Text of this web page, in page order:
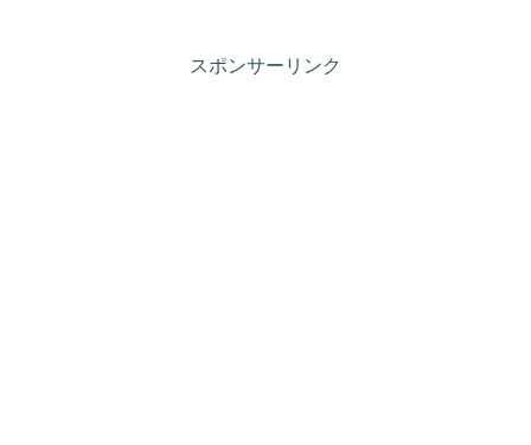
スポンサーリンク